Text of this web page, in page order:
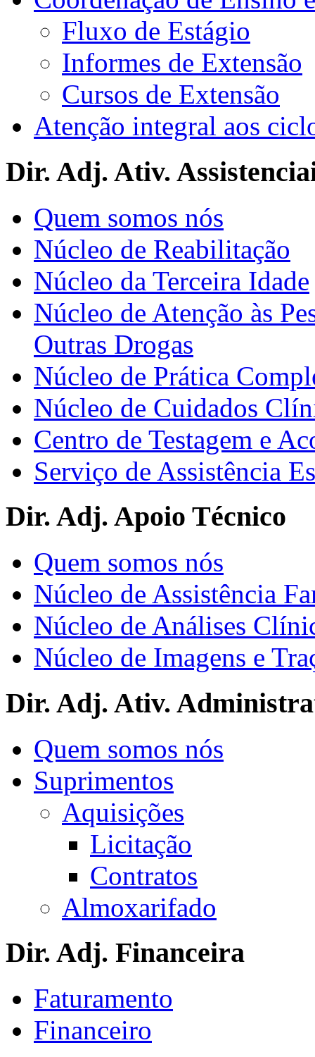
Fluxo de Estágio
Informes de Extensão
Cursos de Extensão
Atenção integral aos
Dir. Adj. Ativ.
Quem somos nós
Núcleo de Reabilitação
Núcleo da Terceira Idade
Núcleo de Atenção às
Outras Drogas
Núcleo de Prática
Núcleo de Cuidados
Centro de Testagem e
Serviço de Assistência
Dir. Adj. Apoio Técnico
Quem somos nós
Núcleo de Assistência
Núcleo de Análises
Núcleo de Imagens e
Dir. Adj. Ativ.
Quem somos nós
Suprimentos
Aquisições
Licitação
Contratos
Almoxarifado
Dir. Adj. Financeira
Faturamento
Financeiro